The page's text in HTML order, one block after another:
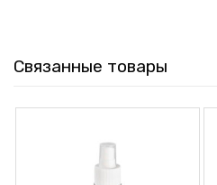
Связанные товары